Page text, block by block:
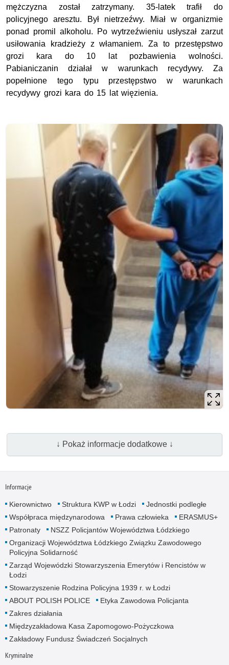
mężczyzna został zatrzymany. 35-latek trafił do
policyjnego aresztu. Był nietrzeźwy. Miał w organizmie
ponad promil alkoholu. Po wytrzeźwieniu usłyszał zarzut
usiłowania kradzieży z włamaniem. Za to przestępstwo
grozi kara do 10 lat pozbawienia wolności.
Pabianiczanin działał w warunkach recydywy. Za
popełnione tego typu przestępstwo w warunkach
recydywy grozi kara do 15 lat więzienia.
↓ Pokaż informacje dodatkowe ↓
Informacje
Kierownictwo Struktura KWP w Łodzi
Jednostki podległe
Współpraca międzynarodowa
Prawa człowieka
ERASMUS+
Patronaty
NSZZ Policjantów Województwa Łódzkiego
Organizacji Województwa Łódzkiego Związku Zawodowego
Policyjna Solidarność
Zarząd Wojewódzki Stowarzyszenia Emerytów i Rencistów w
Łodzi
Stowarzyszenie Rodzina Policyjna 1939 r. w Łodzi
ABOUT POLISH POLICE
Etyka Zawodowa Policjanta
Zakres działania
Międzyzakładowa Kasa Zapomogowo-Pożyczkowa
Zakładowy Fundusz Świadczeń Socjalnych
Kryminalne